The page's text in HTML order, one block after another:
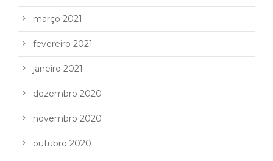
março 2021
fevereiro 2021
janeiro 2021
dezembro 2020
novembro 2020
outubro 2020